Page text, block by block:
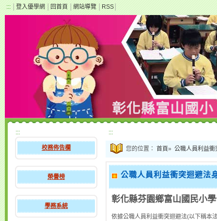
::: 登入優學網 回首頁 網站導覽 RSS
彰化縣富山國小
:::
校務佈告欄
榮譽榜
學務系統
:::
您的位置： 首頁» 公職人員利益衝
公職人員利益衝突迴避法
彰化縣芬園鄉富山國民小
依據公職人員利益衝突迴避法(以下稱本